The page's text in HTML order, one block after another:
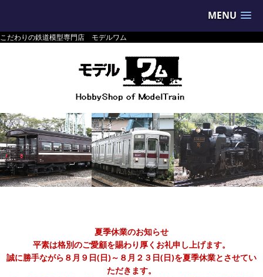
MENU
こだわりの鉄道模型専門店 モデルワム
夏季休業のお知らせ
平素は格別のご愛顧を賜わり厚くお礼申し上げます。
誠に勝手ながら８月９日(日)～８月２３日(日)を夏季休業とさせてい
ただきます。